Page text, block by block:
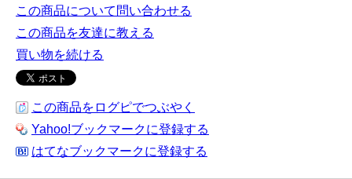
この商品について問い合わせる
この商品を友達に教える
買い物を続ける
この商品をログピでつぶやく
Yahoo!ブックマークに登録する
はてなブックマークに登録する